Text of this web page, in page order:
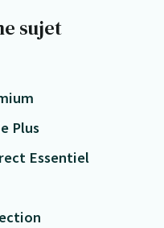
sujet
Plus
Essentiel